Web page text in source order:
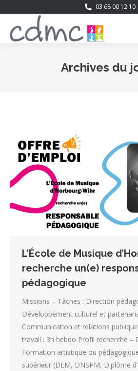
03 68 00 12 10
Archives du
L’École de Musique
recherche un(e)
pédagogique
Missions – Tâches : Direction
Développement culturel et
Communication et relations
travail : 3h hebdo Profil recherché –
Formation artistique ou
supérieur (DEM, DNSPM, Diplôme